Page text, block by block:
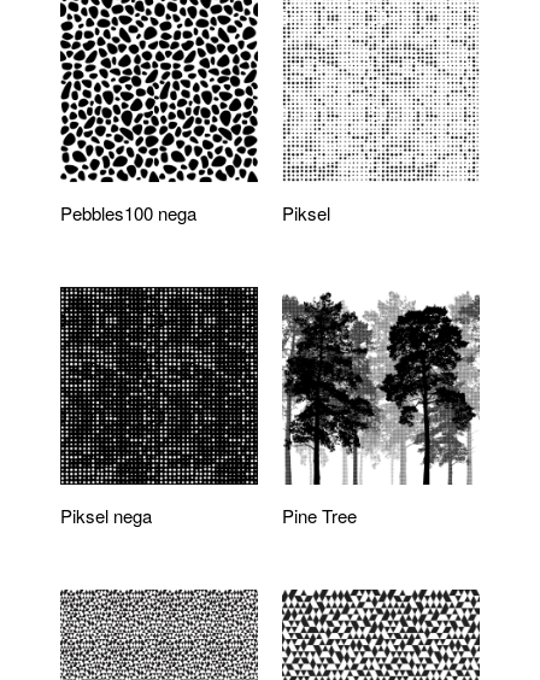
Pebbles100 nega Piksel
Piksel nega Pine Tree